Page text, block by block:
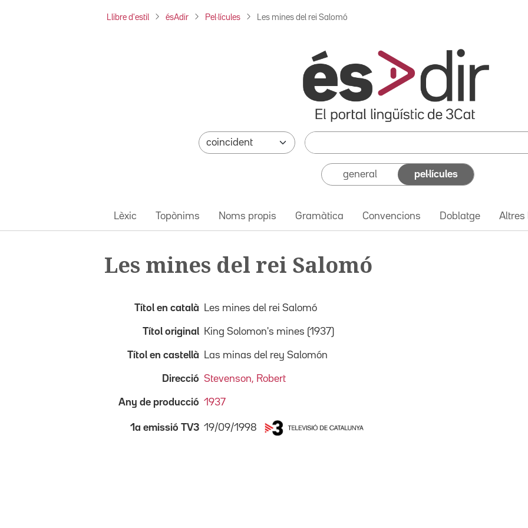
Llibre d'estil ésAdir Pel·lícules Les mines del rei Salomó
general pel·lícules
Lèxic Topònims Noms propis Gramàtica Convencions Doblatge Altres
Les mines del rei Salomó
Títol en català Les mines del rei Salomó
Títol original King Solomon's mines (1937)
Títol en castellà Las minas del rey Salomón
Direcció Stevenson, Robert
Any de producció 1937
1a emissió TV3 19/09/1998